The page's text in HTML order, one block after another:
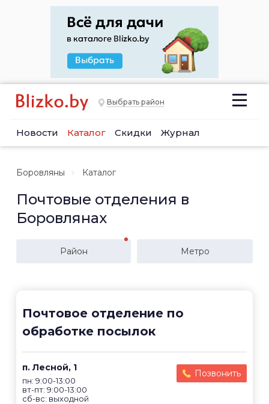
Выбрать район
Новости Каталог Скидки Журнал
Боровляны Каталог
Почтовые отделения в
Боровлянах
Район Метро
Почтовое отделение по
обработке посылок
п. Лесной, 1
пн: 9:00-13:00
вт-пт: 9:00-13:00
сб-вс: выходной
Позвонить